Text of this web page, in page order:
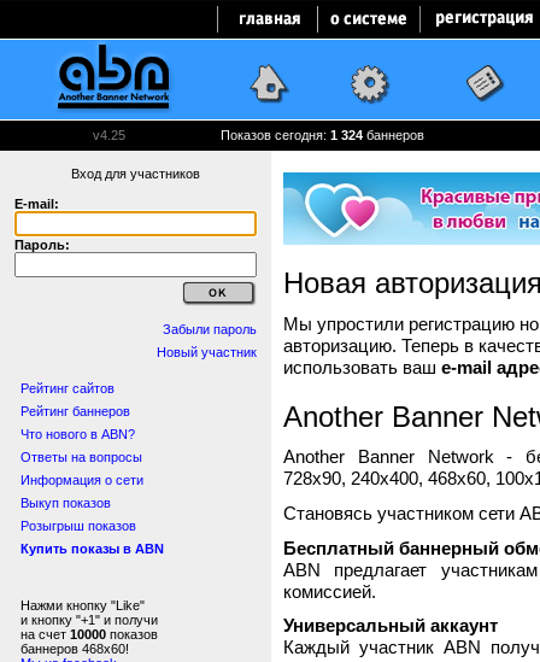
v4.25 Показов сегодня: 1 324 баннеров
Вход для участников
E-mail:
Пароль:
Забыли пароль
Новый участник
Рейтинг сайтов
Рейтинг баннеров
Что нового в ABN?
Ответы на вопросы
Информация о сети
Выкуп показов
Розыгрыш показов
Купить показы в ABN
Нажми кнопку "Like"
и кнопку "+1" и получи
на счет 10000 показов
баннеров 468x60!
Новая
Мы упростили регистрацию
авторизацию. Теперь в
использовать ваш e-mail
Another Banner
Another Banner Network -
728x90, 240x400, 468x60,
Становясь участником сети
Бесплатный баннерный
ABN предлагает
комиссией.
Универсальный аккаунт
Каждый участник ABN